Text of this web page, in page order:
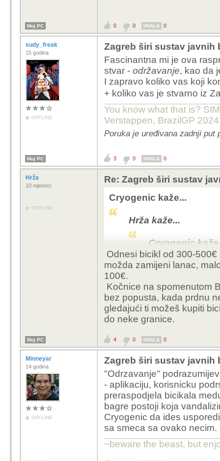
Moj PC 0 0 HVALA 0
sudy_freak
15 godina
OFFLINE
Zagreb širi sustav javnih
Fascinantna mi je ova
stvar - održavanje, kao da
I zapravo koliko vas koji
+ koliko vas je stvarno iz
You know what that is?
Verstappen, BrazilGP 2024
Poruka je uređivana zadnji put
Moj PC 3 0 HVALA 0
Hrža
10 mjeseci
OFFLINE
Re: Zagreb širi sustav
Cryogenic kaže...
Hrža kaže...
Cryogenic
Naj me batje "bicikli
svaki dan cca 5-6
frendove na volanu,
bez ikakvih
nego 30 eura kojeg
kao da pričamo o
smetlištu našao
napumpao gume,
održavanje
Pošten bicikl,
Rebuild
ispap 150€,
suspension
za njega je
cijenim određene
stresu.
Sad pričaš iz
želi sjest na bajs i
Odnesi bicikl od 300-
možda zamijeni lanac,
100€.
Kočnice na spomenutom
bez popusta, kada prdnu
gledajući ti možeš kupiti
do neke granice.
Moj PC 4 0 HVALA 0
Minneyar
14 godina
OFFLINE
Zagreb širi sustav javnih
"Odrzavanje"
- aplikaciju, korisnicku
preraspodjela bicikala
bagre postoji koja
Cryogenic da ides
sa smeca sa ovako necim.
~beware the beast, but